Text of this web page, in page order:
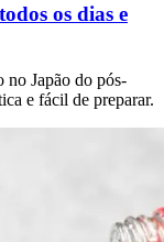
os dias e
Japão do pós-
e fácil de preparar.